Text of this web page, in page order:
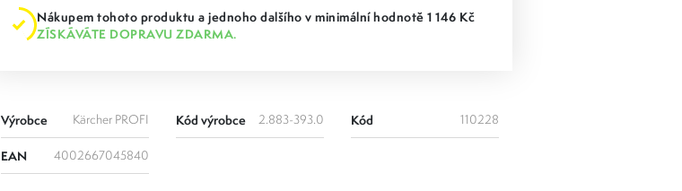
Nákupem tohoto produktu a jednoho dalšího v minimální hodnotě 1 146 Kč
ZÍSKÁVÁTE DOPRAVU ZDARMA.
Výrobce Kärcher PROFI Kód výrobce 2.883-393.0 Kód 110228
EAN 4002667045840